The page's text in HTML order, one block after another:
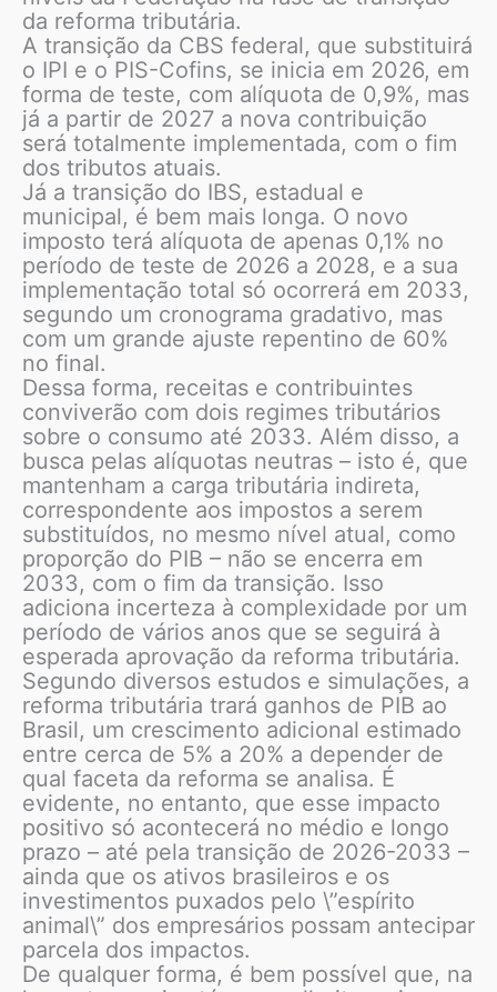
da reforma tributária.
A transição da CBS federal, que substituirá
o IPI e o PIS-Cofins, se inicia em 2026, em
forma de teste, com alíquota de 0,9%, mas
já a partir de 2027 a nova contribuição
será totalmente implementada, com o fim
dos tributos atuais.
Já a transição do IBS, estadual e
municipal, é bem mais longa. O novo
imposto terá alíquota de apenas 0,1% no
período de teste de 2026 a 2028, e a sua
implementação total só ocorrerá em 2033,
segundo um cronograma gradativo, mas
com um grande ajuste repentino de 60%
no final.
Dessa forma, receitas e contribuintes
conviverão com dois regimes tributários
sobre o consumo até 2033. Além disso, a
busca pelas alíquotas neutras – isto é, que
mantenham a carga tributária indireta,
correspondente aos impostos a serem
substituídos, no mesmo nível atual, como
proporção do PIB – não se encerra em
2033, com o fim da transição. Isso
adiciona incerteza à complexidade por um
período de vários anos que se seguirá à
esperada aprovação da reforma tributária.
Segundo diversos estudos e simulações, a
reforma tributária trará ganhos de PIB ao
Brasil, um crescimento adicional estimado
entre cerca de 5% a 20% a depender de
qual faceta da reforma se analisa. É
evidente, no entanto, que esse impacto
positivo só acontecerá no médio e longo
prazo – até pela transição de 2026-2033 –
ainda que os ativos brasileiros e os
investimentos puxados pelo \”espírito
animal\” dos empresários possam antecipar
parcela dos impactos.
De qualquer forma, é bem possível que, na